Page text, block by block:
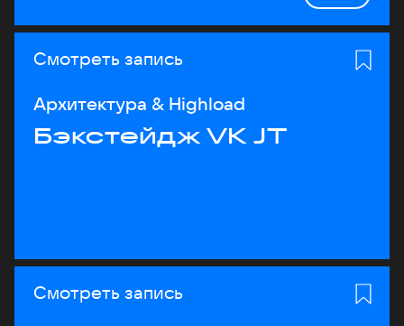
Смотреть запись
Архитектура & Highload
Бэкстейдж VK JT
Смотреть запись